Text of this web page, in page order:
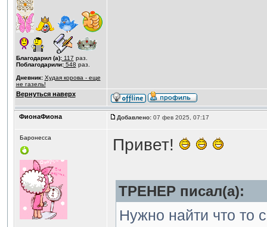
Благодарил (а):117 раз.
Поблагодарили:548 раз.
Дневник: Худая корова - еще
не газель!
Вернуться наверх
ФионаФиона Добавлено:07 фев 2025, 07:17
Баронесса Привет!
ТРЕНЕР писал(а):
Нужно найти что то